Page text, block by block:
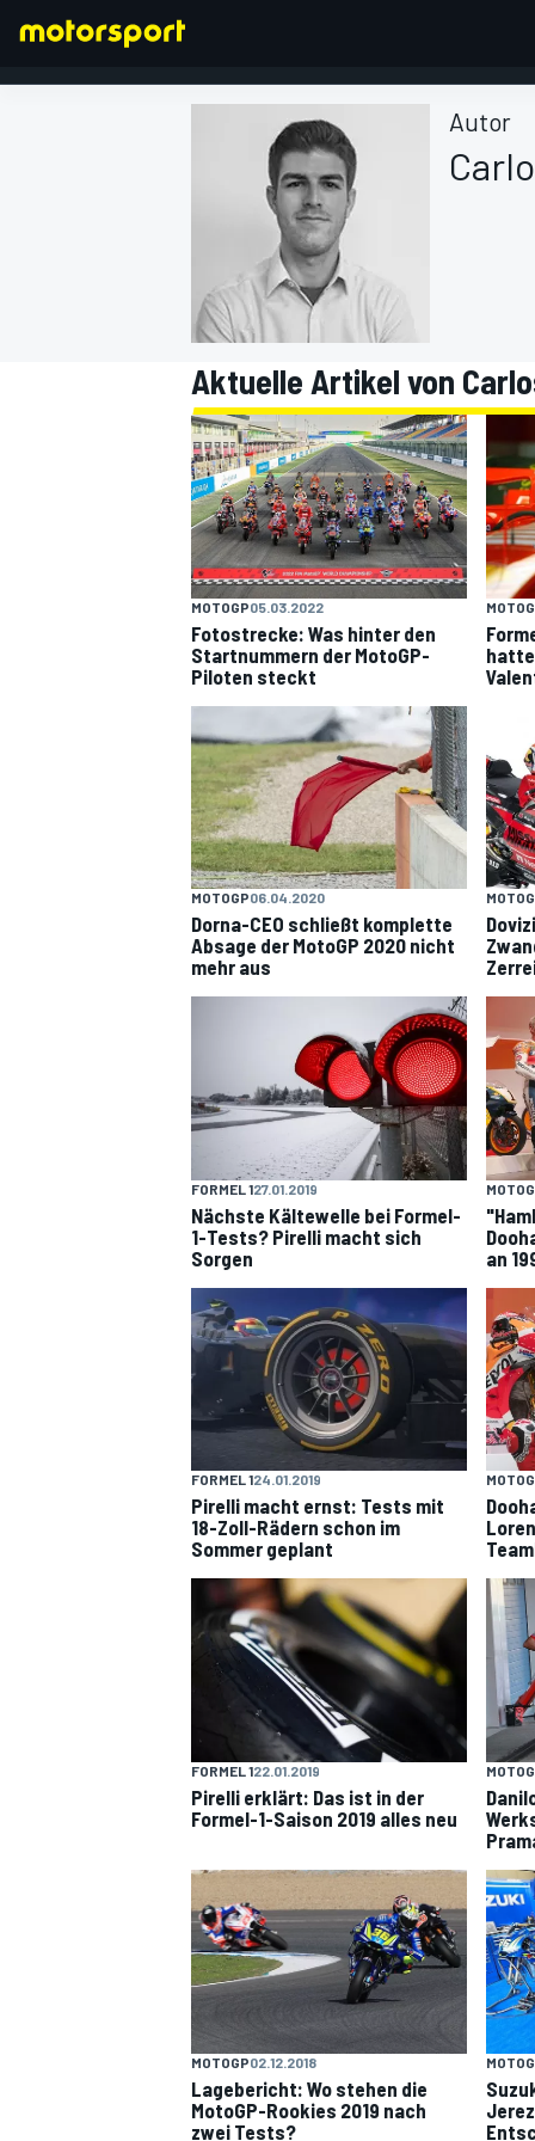
MOTOGP
DTM
Autor
Aktuelle Artikel von
MOTOGP05.03.2022
Fotostrecke: Was hinter den
Startnummern der MotoGP-
Piloten steckt
MOTOGP06.04.2020
Dorna-CEO schließt komplette
Absage der MotoGP 2020 nicht
mehr aus
FORMEL 127.01.2019
Nächste Kältewelle bei Formel-
1-Tests? Pirelli macht sich
Sorgen
an
FORMEL 124.01.2019
Pirelli macht ernst: Tests mit
18-Zoll-Rädern schon im
Sommer geplant
FORMEL 122.01.2019
Pirelli erklärt: Das ist in der
Formel-1-Saison 2019 alles neu
MOTOGP02.12.2018
Lagebericht: Wo stehen die
MotoGP-Rookies 2019 nach
zwei Tests?